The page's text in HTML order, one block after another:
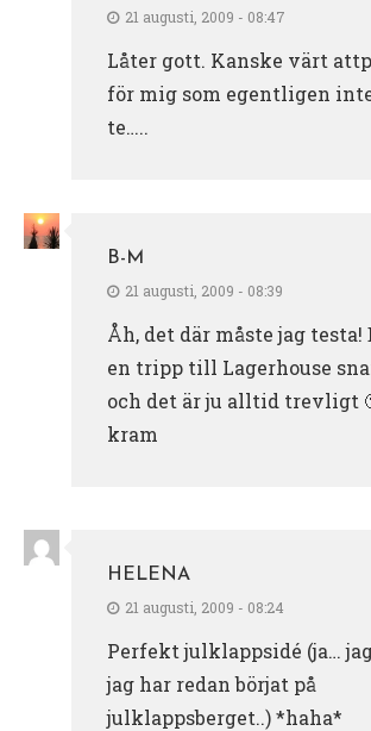
21 augusti, 2009 - 08:47
Låter gott. Kanske värt
för mig som egentligen
te…..
B-M
21 augusti, 2009 - 08:39
Åh, det där måste jag testa!
en tripp till Lagerhouse
och det är ju alltid trevligt
kram
HELENA
21 augusti, 2009 - 08:24
Perfekt julklappsidé (ja…
jag har redan börjat på
julklappsberget..) *haha*